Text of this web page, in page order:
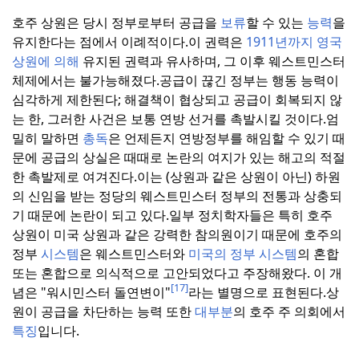
호주 상원은 당시 정부로부터 공급을 보류할 수 있는 능력을
유지한다는 점에서 이례적이다.이 권력은 1911년까지 영국
상원에 의해 유지된 권력과 유사하며, 그 이후 웨스트민스터
체제에서는 불가능해졌다.공급이 끊긴 정부는 행동 능력이
심각하게 제한된다; 해결책이 협상되고 공급이 회복되지 않
는 한, 그러한 사건은 보통 연방 선거를 촉발시킬 것이다.엄
밀히 말하면 총독은 언제든지 연방정부를 해임할 수 있기 때
문에 공급의 상실은 때때로 논란의 여지가 있는 해고의 적절
한 촉발제로 여겨진다.이는 (상원과 같은 상원이 아닌) 하원
의 신임을 받는 정당의 웨스트민스터 정부의 전통과 상충되
기 때문에 논란이 되고 있다.일부 정치학자들은 특히 호주
상원이 미국 상원과 같은 강력한 참의원이기 때문에 호주의
정부 시스템은 웨스트민스터와 미국의 정부 시스템의 혼합
또는 혼합으로 의식적으로 고안되었다고 주장해왔다. 이 개
념은 "워시민스터 돌연변이"[17]라는 별명으로 표현된다.상
원이 공급을 차단하는 능력 또한대부분의 호주 주 의회에서
특징입니다.